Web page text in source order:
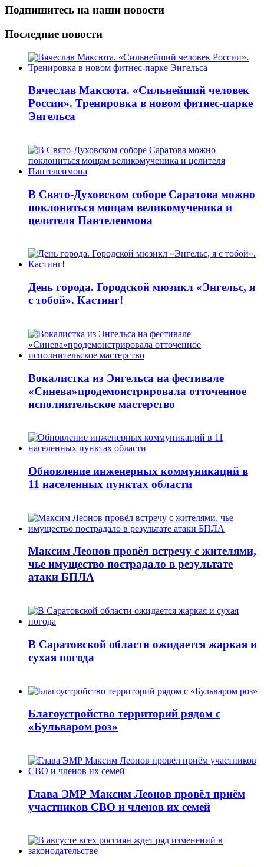
Подпишитесь на наши новости
Последние новости
Вячеслав Максюта. «Сильнейший человек
России». Тренировка в новом фитнес-парке
Энгельса
В Свято-Духовском соборе Саратова можно
поклониться мощам великомученика и
целителя Пантелеимона
День города. Городской мюзикл «Энгельс, я
с тобой». Кастинг!
Вокалистка из Энгельса на фестивале
«Синева»продемонстрировала отточенное
исполнительское мастерство
Обновление инженерных коммуникаций в
11 населенных пунктах области
Максим Леонов провёл встречу с жителями,
чье имущество пострадало в результате
атаки БПЛА
В Саратовской области ожидается жаркая и
сухая погода
Благоустройство территорий рядом с
«Бульваром роз»
Глава ЭМР Максим Леонов провёл приём
участников СВО и членов их семей